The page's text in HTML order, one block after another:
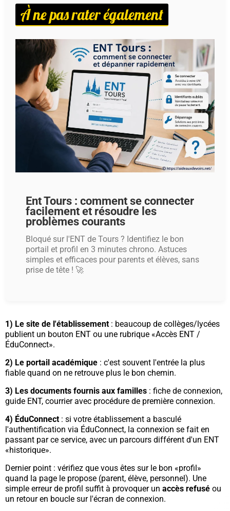
À ne pas rater également
Ent Tours : comment se connecter
facilement et résoudre les
problèmes courants
Bloqué sur l'ENT de Tours ? Identifiez le bon
portail et profil en 3 minutes chrono. Astuces
simples et efficaces pour parents et élèves, sans
prise de tête ! 🚀
1) Le site de l'établissement : beaucoup de collèges/lycées
publient un bouton ENT ou une rubrique «Accès ENT /
ÉduConnect».
2) Le portail académique : c'est souvent l'entrée la plus
fiable quand on ne retrouve plus le bon chemin.
3) Les documents fournis aux familles : fiche de connexion,
guide ENT, courrier avec procédure de première connexion.
4) ÉduConnect : si votre établissement a basculé
l'authentification via ÉduConnect, la connexion se fait en
passant par ce service, avec un parcours différent d'un ENT
«historique».
Dernier point : vérifiez que vous êtes sur le bon «profil»
quand la page le propose (parent, élève, personnel). Une
simple erreur de profil suffit à provoquer un accès refusé ou
un retour en boucle sur l'écran de connexion.